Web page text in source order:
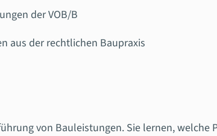
der VOB/B
aus der rechtlichen Baupraxis
von Bauleistungen. Sie lernen,